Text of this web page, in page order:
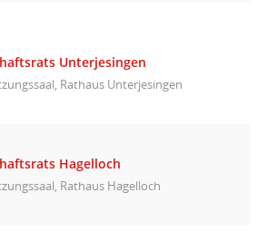
Unterjesingen
Rathaus Unterjesingen
Hagelloch
Rathaus Hagelloch